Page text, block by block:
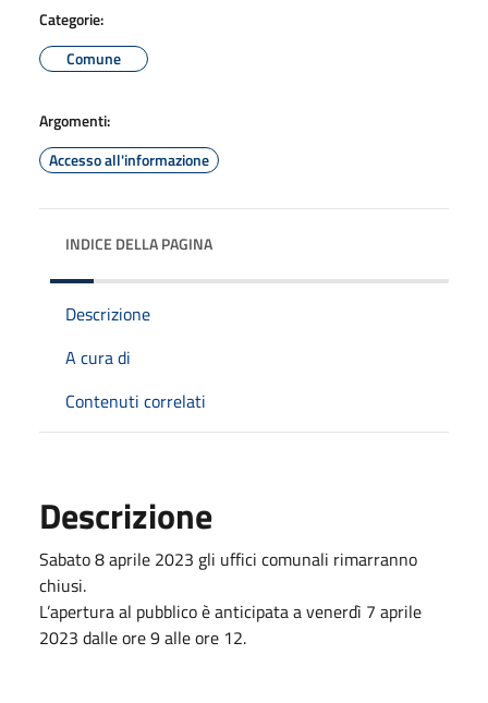
Categorie:
Comune
Argomenti:
Accesso all'informazione
INDICE DELLA PAGINA
Descrizione
A cura di
Contenuti correlati
Descrizione
Sabato 8 aprile 2023 gli uffici comunali rimarranno
chiusi.
L’apertura al pubblico è anticipata a venerdì 7 aprile
2023 dalle ore 9 alle ore 12.